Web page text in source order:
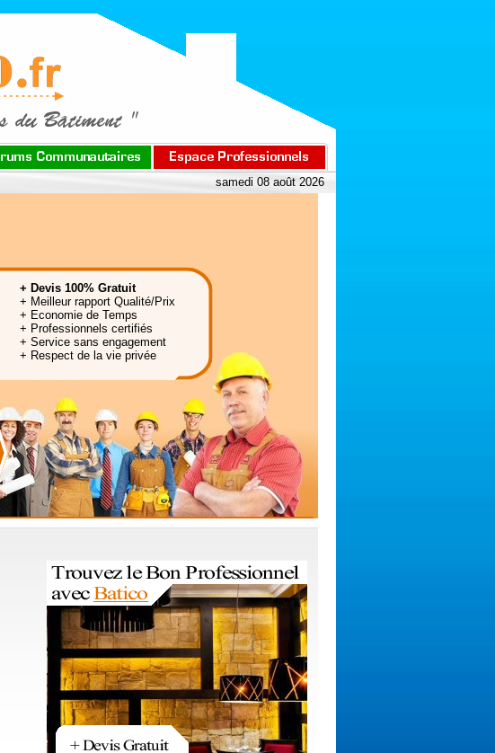
samedi 08 août 2026
+ Devis 100% Gratuit
+ Meilleur rapport Qualité/Prix
+ Economie de Temps
+ Professionnels certifiés
+ Service sans engagement
+ Respect de la vie privée